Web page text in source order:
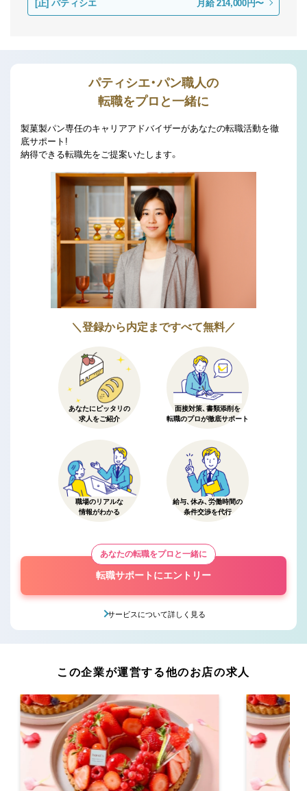
[正] パティシエ 月給 214,000円〜
パティシエ・パン職人の
転職をプロと一緒に
製菓製パン専任のキャリアアドバイザーがあなたの転職活動を徹
底サポート!
納得できる転職先をご提案いたします。
＼登録から内定まですべて無料／
あなたにピッタリの
求人をご紹介
面接対策、書類添削を
転職のプロが徹底サポート
職場のリアルな
情報がわかる
給与、休み、労働時間の
条件交渉を代行
あなたの転職をプロと一緒に
転職サポートにエントリー
サービスについて詳しく見る
この企業が運営する他のお店の求人